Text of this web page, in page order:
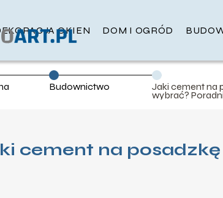
OKIEN DOM I OGRÓD
Budownictwo Jaki cement na
wybrać?
zastosowania
cement na